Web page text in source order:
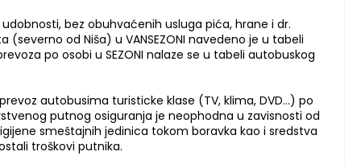
bez obuhvaćenih usluga pića, hrane i dr.
od Niša) u VANSEZONI navedeno je u tabeli
po osobi u SEZONI nalaze se u tabeli autobuskog
autobusima turisticke klase (TV, klima, DVD...) po
putnog osiguranja je neophodna u zavisnosti od
smeštajnih jedinica tokom boravka kao i sredstva
troškovi putnika.